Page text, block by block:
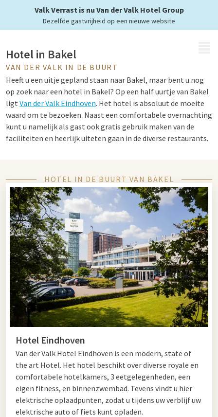
Valk Verrast is nu Van der Valk Hotel Group
Dezelfde gastvrijheid op een nieuwe website
Hotel in Bakel
VAN DER VALK IN DE BUURT
Heeft u een uitje gepland staan naar Bakel, maar bent u nog
op zoek naar een hotel in Bakel? Op een half uurtje van Bakel
ligt Van der Valk Eindhoven. Het hotel is absoluut de moeite
waard om te bezoeken. Naast een comfortabele overnachting
kunt u namelijk als gast ook gratis gebruik maken van de
faciliteiten en heerlijk uiteten gaan in de diverse restaurants.
Bent u met het gezin? Dan bent u bij Hotel Eindhoven ook aan
het juiste adres. Zo kunt overnachten in een familiekamer en
gratis gebruik maken van hetzwembad
. Laat u verrassen door
dit veelzijdige hotel tijdens uw bezoek aan Bakel.
Tips voor in Bakel en Eindhoven
Bakel en Eindhoven vormen samen een perfecte mix van
natuur en stad. Begin uw dag in het charmante dorp Bakel, dat
bekend staat om zijn rustige omgeving en mooie natuur.
Maak een wandeling door het Grotelsche Bos, waar u volop
kunt genieten van de rust en frisse lucht. Voor een culturele
bezoeken, een historisch hoogtepunt in Bakel.
Na een ochtend in de natuur is het tijd om de dynamische stad
Eindhovente verkennen. Eindhoven biedt een breed scala aan
activiteiten, van kunst tot technologie. Strijp-S, het creatieve
hart van de stad, is een must-visit met zijn kunstgalerijen,
designwinkels en trendy cafés.
HOTEL IN DE BUURT VAN BAKEL
Hotel Eindhoven
Van der Valk Hotel Eindhoven is een modern, state of
the art Hotel. Het hotel beschikt over diverse royale en
comfortabele hotelkamers, 3 eetgelegenheden, een
eigen fitness, en binnenzwembad. Tevens vindt u hier
elektrische oplaadpunten, zodat u tijdens uw verblijf uw
elektrische auto of fiets kunt opladen.